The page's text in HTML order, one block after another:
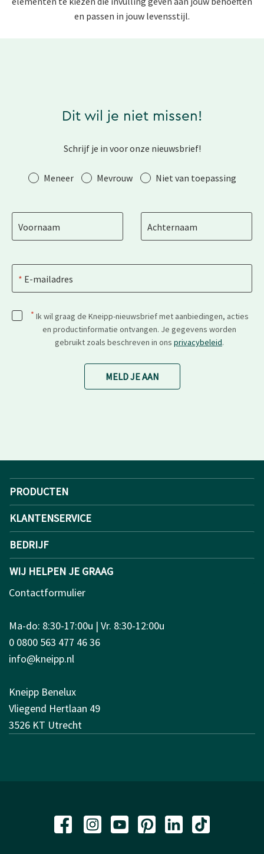
en passen in jouw levensstijl.
Dit wil je niet missen!
Schrijf je in voor onze nieuwsbrief!
AanhefMeneer Mevrouw Niet van toepassing
Voornaam Achternaam
E-mailadres
* Ik wil graag de Kneipp-nieuwsbrief met aanbiedingen, acties
en productinformatie ontvangen. Je gegevens worden
gebruikt zoals beschreven in ons privacybeleid.
MELD JE AAN
PRODUCTEN
KLANTENSERVICE
BEDRIJF
WIJ HELPEN JE GRAAG
Contactformulier
Ma-do: 8:30-17:00u | Vr. 8:30-12:00u
0 0800 563 477 46 36
info@kneipp.nl
Kneipp Benelux
Vliegend Hertlaan 49
3526 KT Utrecht